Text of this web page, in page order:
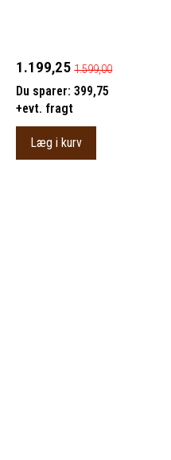
1.199,25 1.599,00
Du sparer:399,75
+evt. fragt
Læg i kurv